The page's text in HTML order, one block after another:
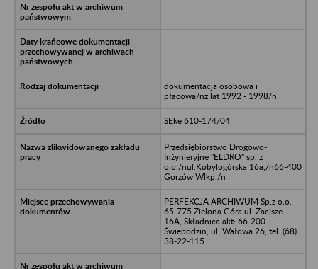
dokumentacja osobowa i
płacowa/nz lat 1992 - 1998/n
SEke 610-174/04
Przedsiębiorstwo Drogowo-
Inżynieryjne "ELDRO" sp. z
o.o./nul.Kobylogórska 16a,/n66-400
Gorzów Wlkp./n
PERFEKCJA ARCHIWUM Sp.z o.o.
65-775 Zielona Góra ul. Zacisze
16A, Składnica akt: 66-200
Świebodzin, ul. Wałowa 26, tel. (68)
38-22-115